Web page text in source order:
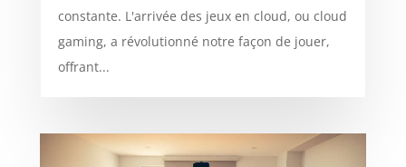
constante. L'arrivée des jeux en cloud, ou cloud
gaming, a révolutionné notre façon de jouer,
offrant...